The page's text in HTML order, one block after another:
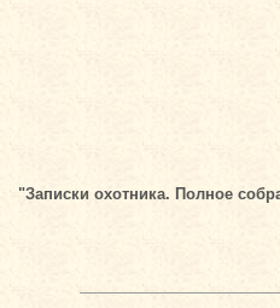
"Записки охотника. Полное